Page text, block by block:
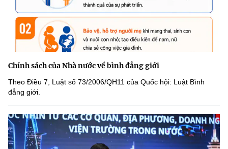
Chính sách của Nhà nước về bình đẳng giới
Theo Điều 7, Luật số 73/2006/QH11 của Quốc hội: Luật Bình
đẳng giới.